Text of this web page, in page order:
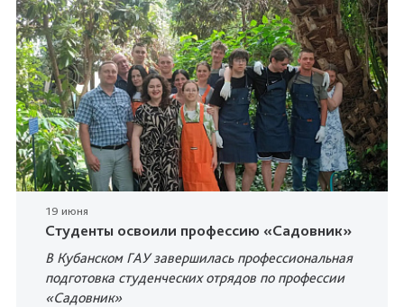
19 июня
Студенты освоили профессию «Садовник»
В Кубанском ГАУ завершилась профессиональная
подготовка студенческих отрядов по профессии
«Садовник»